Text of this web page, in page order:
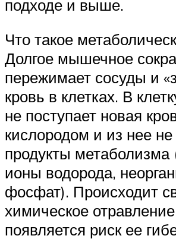
подходе и выше.
Что такое
Долгое мышечное
пережимает сосуды и
кровь в клетках. В
не поступает новая
кислородом и из нее не
продукты метаболизма
ионы водорода,
фосфат). Происходит
химическое отравление
появляется риск ее